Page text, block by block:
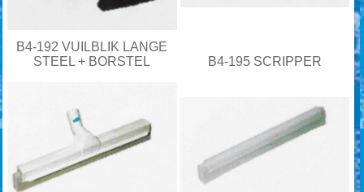
B4-192 VUILBLIK LANGE
STEEL + BORSTEL
B4-195 SCRIPPER